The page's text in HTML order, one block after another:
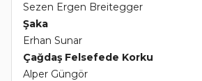
Sezen Ergen Breitegger
Şaka
Erhan Sunar
Çağdaş Felsefede Korku
Alper Güngör